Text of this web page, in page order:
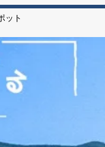
ット